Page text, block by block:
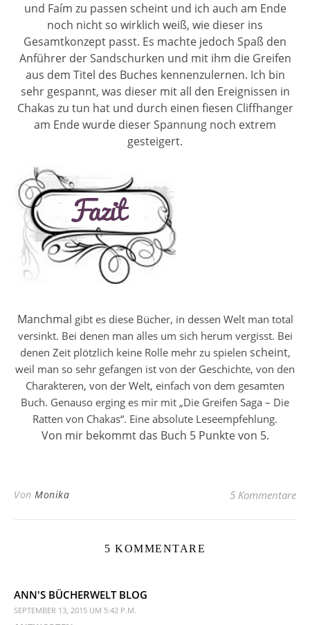
und Faím zu passen scheint und ich auch am Ende
noch nicht so wirklich weiß, wie dieser ins
Gesamtkonzept passt. Es machte jedoch Spaß den
Anführer der Sandschurken und mit ihm die Greifen
aus dem Titel des Buches kennenzulernen. Ich bin
sehr gespannt, was dieser mit all den Ereignissen in
Chakas zu tun hat und durch einen fiesen Cliffhanger
am Ende wurde dieser Spannung noch extrem
gesteigert.
Manchmal gibt es diese Bücher, in dessen Welt man total
versinkt. Bei denen man alles um sich herum vergisst. Bei
denen Zeit plötzlich keine Rolle mehr zu spielen scheint,
weil man so sehr gefangen ist von der Geschichte, von den
Charakteren, von der Welt, einfach von dem gesamten
Buch. Genauso erging es mir mit „Die Greifen Saga – Die
Ratten von Chakas“. Eine absolute Leseempfehlung.
Von mir bekommt das Buch 5 Punkte von 5.
Von Monika 5 Kommentare
5 KOMMENTARE
ANN'S BÜCHERWELT BLOG
SEPTEMBER 13, 2015 UM 5:42 P.M.